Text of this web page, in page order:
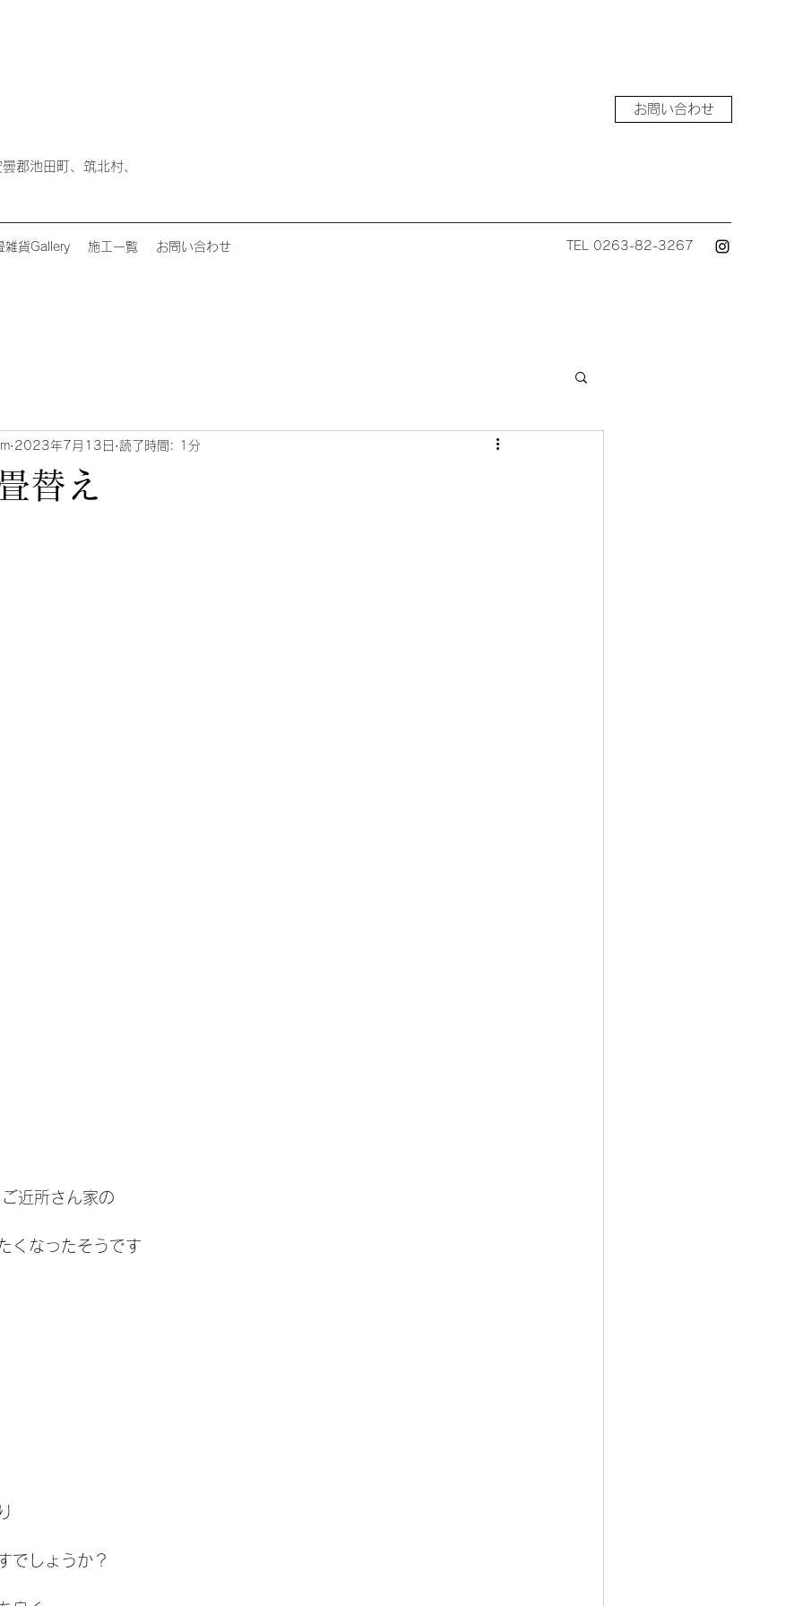
郡池田町、筑北村、
お問い合わせ
雑貨Gallery 施工一覧 お問い合わせ TEL 0263-82-3267
替え
2023年7月13日 読了時間: 1分
近所さん家の
くなったそうです
でしょうか？